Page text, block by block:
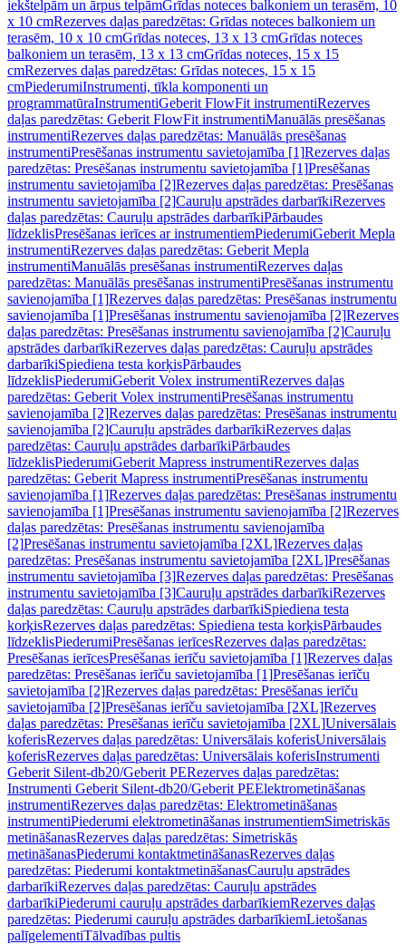
iekštelpām un ārpus telpāmGrīdas noteces balkoniem un terasēm, 10
x 10 cmRezerves daļas paredzētas: Grīdas noteces balkoniem un
terasēm, 10 x 10 cmGrīdas noteces, 13 x 13 cmGrīdas noteces
balkoniem un terasēm, 13 x 13 cmGrīdas noteces, 15 x 15
cmRezerves daļas paredzētas: Grīdas noteces, 15 x 15
cmPiederumiInstrumenti, tīkla komponenti un
programmatūraInstrumentiGeberit FlowFit instrumentiRezerves
daļas paredzētas: Geberit FlowFit instrumentiManuālās presēšanas
instrumentiRezerves daļas paredzētas: Manuālās presēšanas
instrumentiPresēšanas instrumentu savietojamība [1]Rezerves daļas
paredzētas: Presēšanas instrumentu savietojamība [1]Presēšanas
instrumentu savietojamība [2]Rezerves daļas paredzētas: Presēšanas
instrumentu savietojamība [2]Cauruļu apstrādes darbarīkiRezerves
daļas paredzētas: Cauruļu apstrādes darbarīkiPārbaudes
līdzeklisPresēšanas ierīces ar instrumentiemPiederumiGeberit Mepla
instrumentiRezerves daļas paredzētas: Geberit Mepla
instrumentiManuālās presēšanas instrumentiRezerves daļas
paredzētas: Manuālās presēšanas instrumentiPresēšanas instrumentu
savienojamība [1]Rezerves daļas paredzētas: Presēšanas instrumentu
savienojamība [1]Presēšanas instrumentu savienojamība [2]Rezerves
daļas paredzētas: Presēšanas instrumentu savienojamība [2]Cauruļu
apstrādes darbarīkiRezerves daļas paredzētas: Cauruļu apstrādes
darbarīkiSpiediena testa korķisPārbaudes
līdzeklisPiederumiGeberit Volex instrumentiRezerves daļas
paredzētas: Geberit Volex instrumentiPresēšanas instrumentu
savienojamība [2]Rezerves daļas paredzētas: Presēšanas instrumentu
savienojamība [2]Cauruļu apstrādes darbarīkiRezerves daļas
paredzētas: Cauruļu apstrādes darbarīkiPārbaudes
līdzeklisPiederumiGeberit Mapress instrumentiRezerves daļas
paredzētas: Geberit Mapress instrumentiPresēšanas instrumentu
savienojamība [1]Rezerves daļas paredzētas: Presēšanas instrumentu
savienojamība [1]Presēšanas instrumentu savienojamība [2]Rezerves
daļas paredzētas: Presēšanas instrumentu savienojamība
[2]Presēšanas instrumentu savietojamība [2XL]Rezerves daļas
paredzētas: Presēšanas instrumentu savietojamība [2XL]Presēšanas
instrumentu savietojamība [3]Rezerves daļas paredzētas: Presēšanas
instrumentu savietojamība [3]Cauruļu apstrādes darbarīkiRezerves
daļas paredzētas: Cauruļu apstrādes darbarīkiSpiediena testa
korķisRezerves daļas paredzētas: Spiediena testa korķisPārbaudes
līdzeklisPiederumiPresēšanas ierīcesRezerves daļas paredzētas:
Presēšanas ierīcesPresēšanas ierīču savietojamība [1]Rezerves daļas
paredzētas: Presēšanas ierīču savietojamība [1]Presēšanas ierīču
savietojamība [2]Rezerves daļas paredzētas: Presēšanas ierīču
savietojamība [2]Presēšanas ierīču savietojamība [2XL]Rezerves
daļas paredzētas: Presēšanas ierīču savietojamība [2XL]Universālais
koferisRezerves daļas paredzētas: Universālais koferisUniversālais
koferisRezerves daļas paredzētas: Universālais koferisInstrumenti
Geberit Silent-db20/Geberit PERezerves daļas paredzētas:
Instrumenti Geberit Silent-db20/Geberit PEElektrometināšanas
instrumentiRezerves daļas paredzētas: Elektrometināšanas
instrumentiPiederumi elektrometināšanas instrumentiemSimetriskās
metināšanasRezerves daļas paredzētas: Simetriskās
metināšanasPiederumi kontaktmetināšanasRezerves daļas
paredzētas: Piederumi kontaktmetināšanasCauruļu apstrādes
darbarīkiRezerves daļas paredzētas: Cauruļu apstrādes
darbarīkiPiederumi cauruļu apstrādes darbarīkiemRezerves daļas
paredzētas: Piederumi cauruļu apstrādes darbarīkiemLietošanas
palīgelementiTālvadības pultis